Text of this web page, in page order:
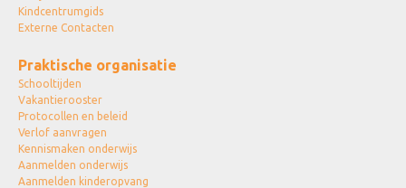
Kindcentrumgids
Externe Contacten
Praktische organisatie
Schooltijden
Vakantierooster
Protocollen en beleid
Verlof aanvragen
Kennismaken onderwijs
Aanmelden onderwijs
Aanmelden kinderopvang